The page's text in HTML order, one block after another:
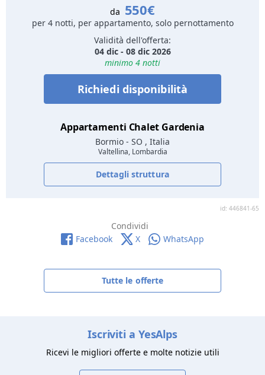
da 550€
per 4 notti, per appartamento, solo pernottamento
Validità dell'offerta:
04 dic - 08 dic 2026
minimo 4 notti
Richiedi disponibilità
Appartamenti Chalet Gardenia
Bormio - SO , Italia
Valtellina, Lombardia
Dettagli struttura
id: 446841-65
Condividi
Facebook
X WhatsApp
Tutte le offerte
Iscriviti a YesAlps
Ricevi le migliori offerte e molte notizie utili